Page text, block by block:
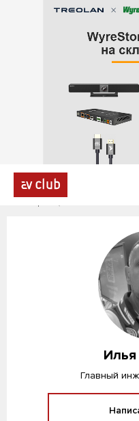
Эксперты
Илья
Главный